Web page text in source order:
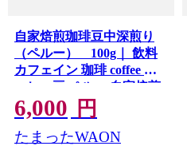
自家焙煎珈琲豆中深煎り
（ペルー） 100g｜ 飲料
カフェイン 珈琲 coffee コ
ーヒー豆 ペルー 自家焙煎
珈琲豆 中深煎り 伊那 長野
信州 ふるさと納税【006-
30】
6,000 円
たまったWAON